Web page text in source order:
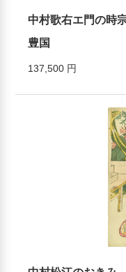
中村歌右エ門の時
豊国
137,500 円